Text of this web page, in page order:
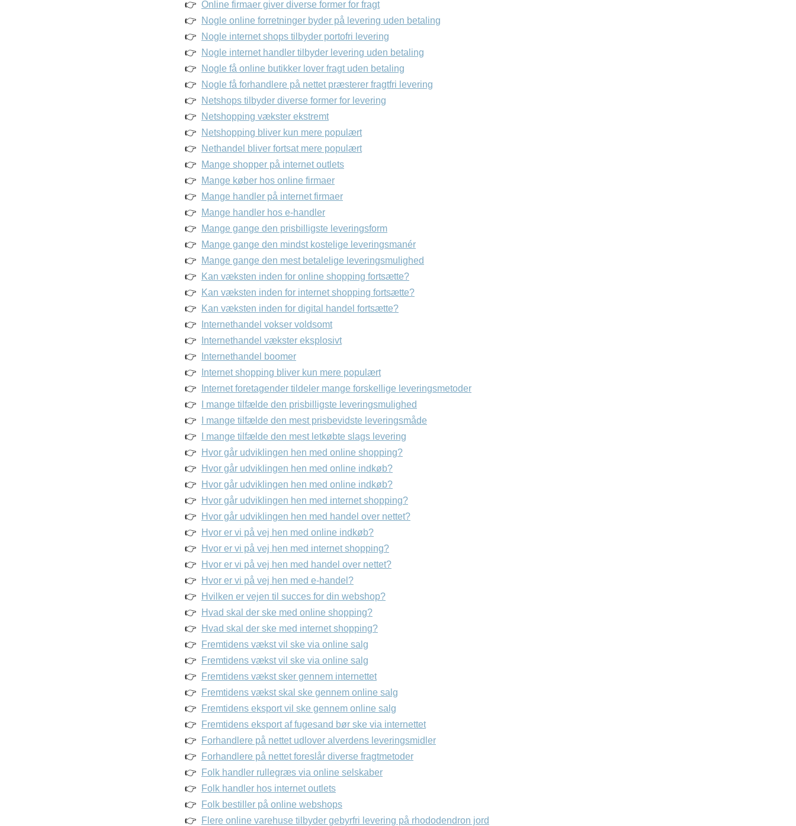
Online firmaer giver diverse former for fragt
Nogle online forretninger byder på levering uden betaling
Nogle internet shops tilbyder portofri levering
Nogle internet handler tilbyder levering uden betaling
Nogle få online butikker lover fragt uden betaling
Nogle få forhandlere på nettet præsterer fragtfri levering
Netshops tilbyder diverse former for levering
Netshopping vækster ekstremt
Netshopping bliver kun mere populært
Nethandel bliver fortsat mere populært
Mange shopper på internet outlets
Mange køber hos online firmaer
Mange handler på internet firmaer
Mange handler hos e-handler
Mange gange den prisbilligste leveringsform
Mange gange den mindst kostelige leveringsmanér
Mange gange den mest betalelige leveringsmulighed
Kan væksten inden for online shopping fortsætte?
Kan væksten inden for internet shopping fortsætte?
Kan væksten inden for digital handel fortsætte?
Internethandel vokser voldsomt
Internethandel vækster eksplosivt
Internethandel boomer
Internet shopping bliver kun mere populært
Internet foretagender tildeler mange forskellige leveringsmetoder
I mange tilfælde den prisbilligste leveringsmulighed
I mange tilfælde den mest prisbevidste leveringsmåde
I mange tilfælde den mest letkøbte slags levering
Hvor går udviklingen hen med online shopping?
Hvor går udviklingen hen med online indkøb?
Hvor går udviklingen hen med online indkøb?
Hvor går udviklingen hen med internet shopping?
Hvor går udviklingen hen med handel over nettet?
Hvor er vi på vej hen med online indkøb?
Hvor er vi på vej hen med internet shopping?
Hvor er vi på vej hen med handel over nettet?
Hvor er vi på vej hen med e-handel?
Hvilken er vejen til succes for din webshop?
Hvad skal der ske med online shopping?
Hvad skal der ske med internet shopping?
Fremtidens vækst vil ske via online salg
Fremtidens vækst vil ske via online salg
Fremtidens vækst sker gennem internettet
Fremtidens vækst skal ske gennem online salg
Fremtidens eksport vil ske gennem online salg
Fremtidens eksport af fugesand bør ske via internettet
Forhandlere på nettet udlover alverdens leveringsmidler
Forhandlere på nettet foreslår diverse fragtmetoder
Folk handler rullegræs via online selskaber
Folk handler hos internet outlets
Folk bestiller på online webshops
Flere online varehuse tilbyder gebyrfri levering på rhododendron jord